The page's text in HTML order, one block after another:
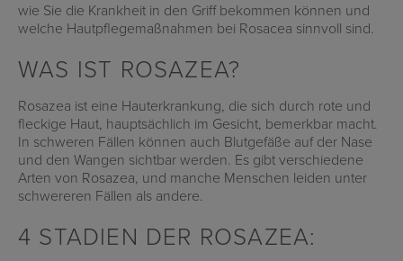
wie Sie die Krankheit in den Griff bekommen können und
welche Hautpflegemaßnahmen bei Rosacea sinnvoll sind.
WAS IST ROSAZEA?
Rosazea ist eine Hauterkrankung, die sich durch rote und
fleckige Haut, hauptsächlich im Gesicht, bemerkbar macht.
In schweren Fällen können auch Blutgefäße auf der Nase
und den Wangen sichtbar werden. Es gibt verschiedene
Arten von Rosazea, und manche Menschen leiden unter
schwereren Fällen als andere.
4 STADIEN DER ROSAZEA: